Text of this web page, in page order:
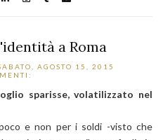
a Roma
AGOSTO 15, 2015
sparisse, volatilizzato nel
e non per i soldi -visto che